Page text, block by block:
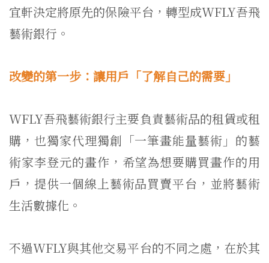
宜軒決定將原先的保險平台，轉型成WFLY吾飛
藝術銀行。
改變的第一步：讓用戶「了解自己的需要」
WFLY吾飛藝術銀行主要負責藝術品的租賃或租
購，也獨家代理獨創「一筆畫能量藝術」的藝
術家李登元的畫作，希望為想要購買畫作的用
戶，提供一個線上藝術品買賣平台，並將藝術
生活數據化。
不過WFLY與其他交易平台的不同之處，在於其